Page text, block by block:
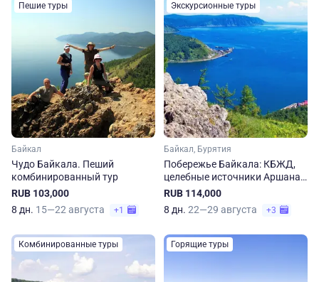
Пешие туры
Байкал
Чудо Байкала. Пеший
комбинированный тур
RUB 103,000
8 дн. 15—22 августа +1
Экскурсионные туры
Байкал, Бурятия
Побережье Байкала: КБЖД,
целебные источники Аршана
и встреча с шаманом
RUB 114,000
8 дн. 22—29 августа +3
Комбинированные туры Горящие туры